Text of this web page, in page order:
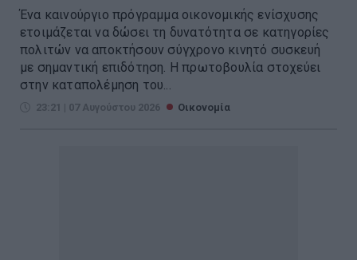
Ένα καινούργιο πρόγραμμα οικονομικής ενίσχυσης
ετοιμάζεται να δώσει τη δυνατότητα σε κατηγορίες
πολιτών να αποκτήσουν σύγχρονο κινητό συσκευή
με σημαντική επιδότηση. Η πρωτοβουλία στοχεύει
στην καταπολέμηση του...
23:21 | 07 Αυγούστου 2026 Οικονομία